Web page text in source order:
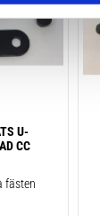
U-
CC
fästen